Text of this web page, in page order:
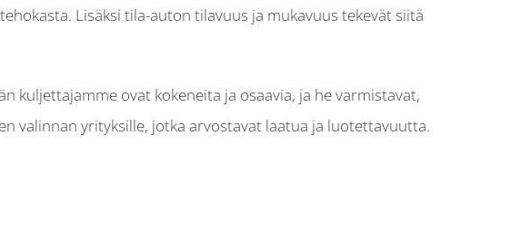
Lisäksi tila-auton tilavuus ja mukavuus tekevät siitä
kuljettajamme ovat kokeneita ja osaavia, ja he varmistavat,
valinnan yrityksille, jotka arvostavat laatua ja luotettavuutta.